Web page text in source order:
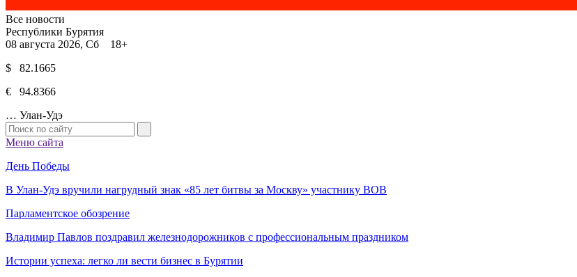
Все новости
Республики Бурятия
08 августа 2026, Сб 18+
$ 82.1665
€ 94.8366
… Улан-Удэ
Меню сайта
День Победы
В Улан-Удэ вручили нагрудный знак «85 лет битвы за Москву» участнику ВОВ
Парламентское обозрение
Владимир Павлов поздравил железнодорожников с профессиональным праздником
Истории успеха: легко ли вести бизнес в Бурятии